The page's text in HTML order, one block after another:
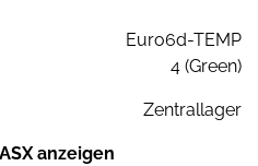
Euro6d-TEMP
4 (Green)
Zentrallager
anzeigen